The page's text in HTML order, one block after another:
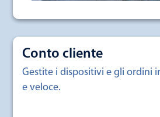
Conto cliente
Gestite i dispositivi e gli ordini
e veloce.